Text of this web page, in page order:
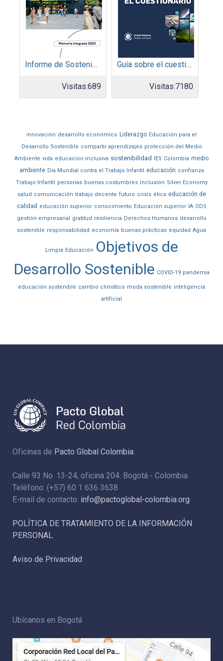
Informe de Sostenibilidad 2025: Parque Arauco
Visitas:689
Guía sobre el cuestionario: Comunicación de Progreso
Visitas:7180
innovación desarrollo económico Liderazgo Educación para el
Desarrollo Sostenible compartir aprendizajes protección del Medio
Ambiente vida educacion inclusiva sostenibilidad IES Colombia medio
ambiente Día Mundial contra el Trabajo Infantil educación confianza
Trabajo Infantil
personas buenas costumbres inclusión Silver Economy
salud comunicación trabajo decente futuro crisis ética educación de
calidad educación superior conocimiento Educación superior IA ODS
gestión empresarial
gratitud resiliencia Derechos Humanos desarrollo
sostenible responsabilidad economía buenas prácticas equidad Agua
Limpia Educación Objetivos de
Desarrollo Sostenible COVID-19 pandemia
educación sostenible cambio climático moda sostenible inteligencia
artificial
Oficinas de Pacto Global Colombia:
Calle 93 No. 13-24, oficina 204. Bogotá - Colombia
Teléfono: (+57) 60 1 636 3638
E-mail de contacto: info@pactoglobal-colombia.org
POLÍTICA DE TRATAMIENTO DE LA INFORMACIÓN
PERSONAL
Aviso de Privacidad
Ubícanos en Bogotá